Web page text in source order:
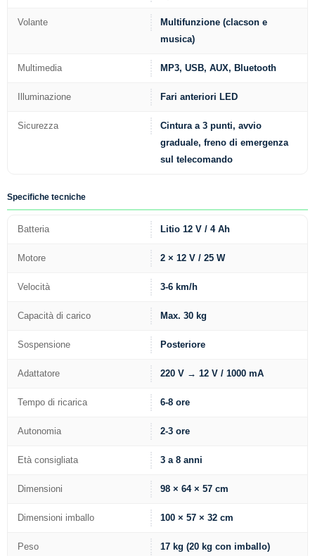
Volante
Multifunzione (clacson e
musica)
Multimedia MP3, USB, AUX, Bluetooth
Illuminazione Fari anteriori LED
Sicurezza
Cintura a 3 punti, avvio
graduale, freno di emergenza
sul telecomando
Specifiche tecniche
Batteria Litio 12 V / 4 Ah
Motore 2 × 12 V / 25 W
Velocità 3-6 km/h
Capacità di carico Max. 30 kg
Sospensione Posteriore
Adattatore 220 V → 12 V / 1000 mA
Tempo di ricarica 6-8 ore
Autonomia 2-3 ore
Età consigliata 3 a 8 anni
Dimensioni 98 × 64 × 57 cm
Dimensioni imballo 100 × 57 × 32 cm
Peso 17 kg (20 kg con imballo)